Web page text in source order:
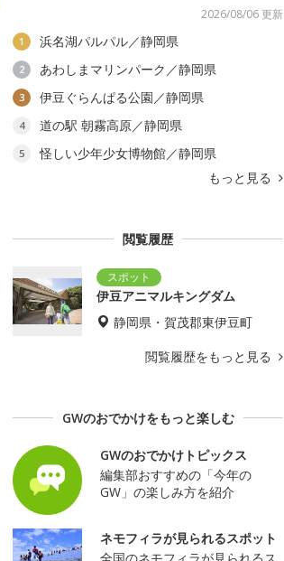
2026/08/06 更新
1 浜名湖パルパル／静岡県
2 あわしまマリンパーク／静岡県
3 伊豆ぐらんぱる公園／静岡県
4 道の駅 朝霧高原／静岡県
5
怪しい少年少女博物館／静岡県
もっと見る
閲覧履歴
伊豆アニマルキングダム
静岡県・賀茂郡東伊豆町
閲覧履歴をもっと見る
GWのおでかけをもっと楽しむ
GWのおでかけトピックス
編集部おすすめの「今年の
GW」の楽しみ方を紹介
ネモフィラが見られるスポット